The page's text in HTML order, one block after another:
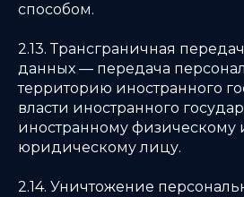
способом.
2.13. Трансграничная
данных — передача
территорию иностранного
власти иностранного
иностранному физическому
юридическому лицу.
2.14. Уничтожение